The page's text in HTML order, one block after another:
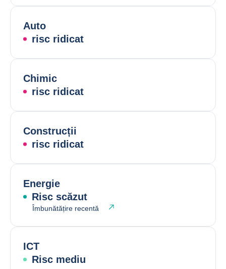
Auto
risc ridicat
Chimic
risc ridicat
Construcții
risc ridicat
Energie
Risc scăzut
Îmbunătățire recentă
ICT
Risc mediu